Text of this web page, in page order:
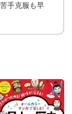
手克服も早